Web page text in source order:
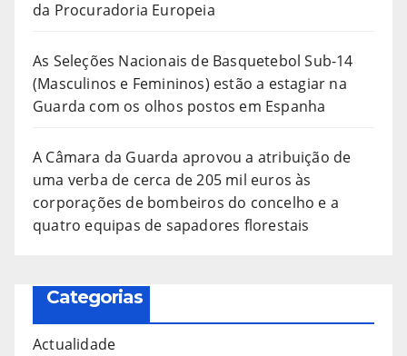
da Procuradoria Europeia
As Seleções Nacionais de Basquetebol Sub-14
(Masculinos e Femininos) estão a estagiar na
Guarda com os olhos postos em Espanha
A Câmara da Guarda aprovou a atribuição de
uma verba de cerca de 205 mil euros às
corporações de bombeiros do concelho e a
quatro equipas de sapadores florestais
Categorias
Actualidade